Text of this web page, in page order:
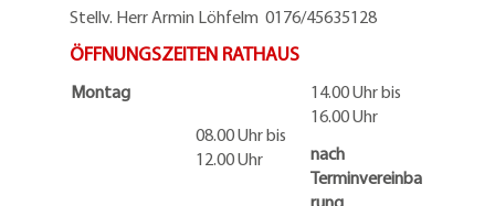
Stellv. Herr Armin Löhfelm 0176/45635128
ÖFFNUNGSZEITEN RATHAUS
Montag
08.00 Uhr bis
12.00 Uhr
14.00 Uhr bis
16.00 Uhr
nach
Terminvereinba
rung